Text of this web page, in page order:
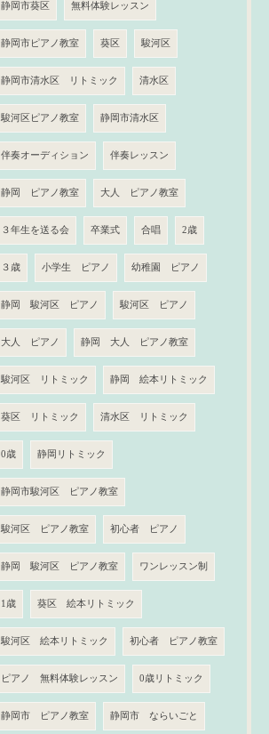
静岡市葵区 無料体験レッスン
静岡市ピアノ教室 葵区 駿河区
静岡市清水区 リトミック 清水区
駿河区ピアノ教室 静岡市清水区
伴奏オーディション 伴奏レッスン
静岡 ピアノ教室 大人 ピアノ教室
３年生を送る会 卒業式 合唱 2歳
３歳 小学生 ピアノ 幼稚園 ピアノ
静岡 駿河区 ピアノ 駿河区 ピアノ
大人 ピアノ 静岡 大人 ピアノ教室
駿河区 リトミック 静岡 絵本リトミック
葵区 リトミック 清水区 リトミック
0歳 静岡リトミック
静岡市駿河区 ピアノ教室
駿河区 ピアノ教室 初心者 ピアノ
静岡 駿河区 ピアノ教室 ワンレッスン制
1歳 葵区 絵本リトミック
駿河区 絵本リトミック 初心者 ピアノ教室
ピアノ 無料体験レッスン 0歳リトミック
静岡市 ピアノ教室 静岡市 ならいごと